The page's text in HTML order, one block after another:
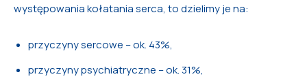
występowania kołatania serca, to dzielimy je na:
przyczyny sercowe – ok. 43%,
przyczyny psychiatryczne – ok. 31%,